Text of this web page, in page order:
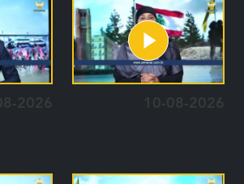
10-08-2026
2026